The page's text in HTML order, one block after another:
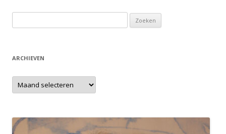
naar:
ARCHIEVEN
Archieven